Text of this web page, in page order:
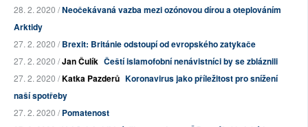
28. 2. 2020 /Neočekávaná vazba mezi ozónovou dírou a oteplováním
Arktidy
27. 2. 2020 /Brexit: Británie odstoupí od evropského zatykače
27. 2. 2020 /Jan Čulík Čeští islamofobní nenávistníci by se zbláznili
27. 2. 2020 /Katka Pazderů Koronavirus jako příležitost pro snížení
naší spotřeby
27. 2. 2020 /Pomatenost